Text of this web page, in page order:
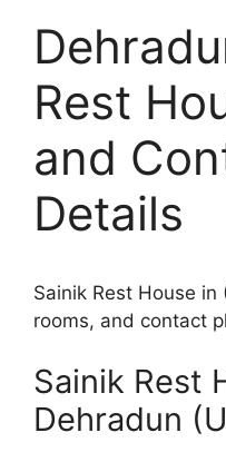
Rest
and
Details
Sainik Rest House
rooms, and contact
Sainik Rest
Dehradun